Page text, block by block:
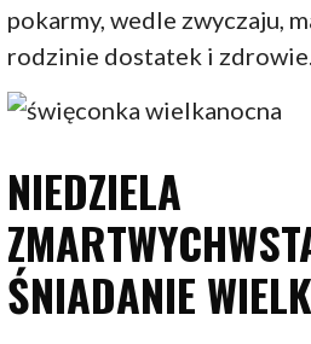
pokarmy, wedle zwyczaju,
rodzinie dostatek i
NIEDZIELA
ŚNIADANIE